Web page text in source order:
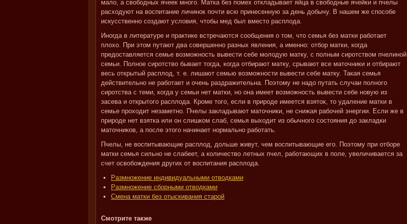
мало, а свободных ячеек много. Матка без помех откладывает яйца в свободные ячейки и пчелы
расходуют на воспитание личинок почти всю принесенную за день добычу. В нашем же способе
искусственно создают условия, чтобы мед был вместо расплода.
Иногда в литературе и практике встречаются сообщения о том, что семья без матки работает
плохо. При этом путают два совершенно разных явления, а именно: отбор матки, когда
предоставляется семье возможность вывести себе молодую матку, с полным сиротством пчелиной
семьи. Полное сиротство бывает тогда, когда отбирают матку, срывают все маточники и отбирают
весь открытый расплод, т. е. лишают семью возможности вывести себе матку. Такая семья
действительно не работает и очень раздражительна. Поэтому не надо путать случаи полного
сиротства с теми, когда у семьи нет матки, но она имеет возможность вывести себе новую из
засева и открытого расплода. Кроме того, если в природе имеется взяток, то удаление матки в
семье проходит незаметно. Пчелы закладывают маточники, не снижая рабочей энергии. Если же в
природе нет взятка или он слишком слаб, семья выходит из обычного состояния до закладки
маточников, а после этого начинает нормально работать.
Пчелы, не воспитывающие расплод, дольше живут, чем воспитывающие его. Поэтому при отборе
матки семья сильно не слабеет, а количество летных пчел, работающих в поле, увеличивается за
счет освобождения других от воспитания расплода.
Размножение индивидуальными отводками
Размножение сборными отводками
Смена матки без отыскивания старой
Смотрите также